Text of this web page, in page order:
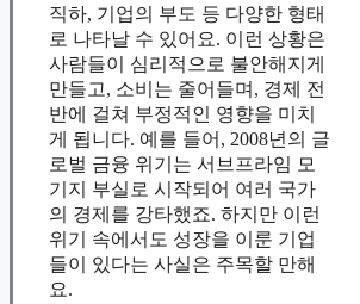
직하, 기업의 부도 등 다양한 형태
로 나타날 수 있어요. 이런 상황은
사람들이 심리적으로 불안해지게
만들고, 소비는 줄어들며, 경제 전
반에 걸쳐 부정적인 영향을 미치
게 됩니다. 예를 들어, 2008년의 글
로벌 금융 위기는 서브프라임 모
기지 부실로 시작되어 여러 국가
의 경제를 강타했죠. 하지만 이런
위기 속에서도 성장을 이룬 기업
들이 있다는 사실은 주목할 만해
요.